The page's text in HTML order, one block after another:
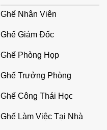
Ghế Nhân Viên
Ghế Giám Đốc
Ghế Phòng Họp
Ghế Trưởng Phòng
Ghế Công Thái Học
Ghế Làm Việc Tại Nhà